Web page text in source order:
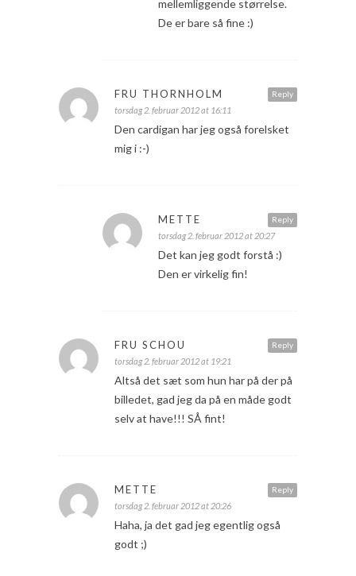
mellemliggende størrelse.
De er bare så fine :)
Reply
FRU THORNHOLM
torsdag 2. februar 2012 at 16:11
Den cardigan har jeg også forelsket
mig i :-)
Reply
METTE
torsdag 2. februar 2012 at 20:27
Det kan jeg godt forstå :)
Den er virkelig fin!
Reply
FRU SCHOU
torsdag 2. februar 2012 at 19:21
Altså det sæt som hun har på der på
billedet, gad jeg da på en måde godt
selv at have!!! SÅ fint!
Reply
METTE
torsdag 2. februar 2012 at 20:26
Haha, ja det gad jeg egentlig også
godt ;)